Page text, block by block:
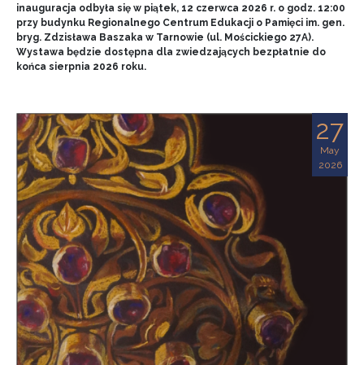
inauguracja odbyła się w piątek, 12 czerwca 2026 r. o godz. 12:00
przy budynku Regionalnego Centrum Edukacji o Pamięci im. gen.
bryg. Zdzisława Baszaka w Tarnowie (ul. Mościckiego 27A).
Wystawa będzie dostępna dla zwiedzających bezpłatnie do
końca sierpnia 2026 roku.
27
May
2026